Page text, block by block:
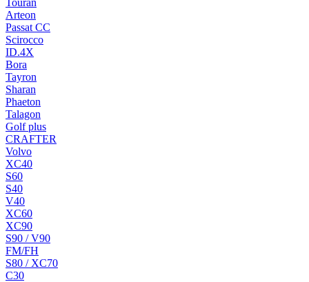
Touran
Arteon
Passat CC
Scirocco
ID.4X
Bora
Tayron
Sharan
Phaeton
Talagon
Golf plus
CRAFTER
Volvo
XC40
S60
S40
V40
XC60
XC90
S90 / V90
FM/FH
S80 / XC70
C30